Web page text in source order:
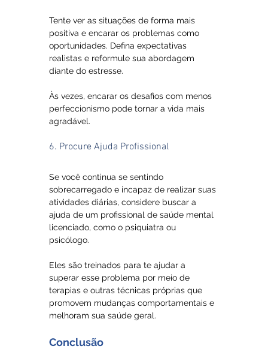
Tente ver as situações de forma mais
positiva e encarar os problemas como
oportunidades. Defina expectativas
realistas e reformule sua abordagem
diante do estresse.
Às vezes, encarar os desafios com menos
perfeccionismo pode tornar a vida mais
agradável.
6. Procure Ajuda Profissional
Se você continua se sentindo
sobrecarregado e incapaz de realizar suas
atividades diárias, considere buscar a
ajuda de um profissional de saúde mental
licenciado, como o psiquiatra ou
psicólogo.
Eles são treinados para te ajudar a
superar esse problema por meio de
terapias e outras técnicas próprias que
promovem mudanças comportamentais e
melhoram sua saúde geral.
Conclusão